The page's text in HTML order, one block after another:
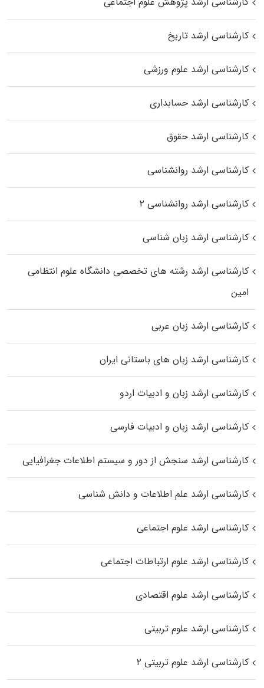
کارشناسی ارشد تاریخ
کارشناسی ارشد علوم ورزشی
کارشناسی ارشد حسابداری
کارشناسی ارشد حقوق
کارشناسی ارشد روانشناسی
کارشناسی ارشد روانشناسی ۲
کارشناسی ارشد زبان شناسی
کارشناسی ارشد رﺷﺘﻪ ﻫﺎی تخصصی داﻧﺸﮕﺎه ﻋﻠﻮم انتظامی
اﻣﻴﻦ
کارشناسی ارشد زبان عربی
کارشناسی ارشد زبان‌ های باستانی ایران
کارشناسی ارشد زبان و ادبیات اردو
کارشناسی ارشد زبان و ادبیات فارسی
کارشناسی ارشد سنجش از دور و سیستم اطلاعات جغرافیایی
کارشناسی ارشد علم اطلاعات و دانش شناسی
کارشناسی ارشد علوم اجتماعی
کارشناسی ارشد علوم ارتباطات اجتماعی
کارشناسی ارشد علوم اقتصادی
کارشناسی ارشد علوم تربیتی
کارشناسی ارشد علوم تربیتی ۲